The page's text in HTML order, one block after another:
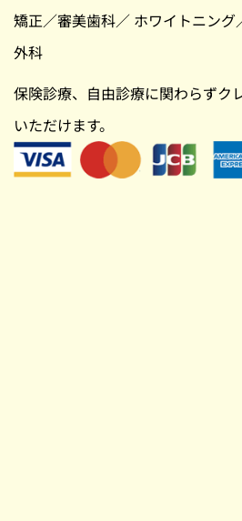
矯正／審美歯科／ ホワイトニング
外科
保険診療、自由診療に関わらずク
いただけます。